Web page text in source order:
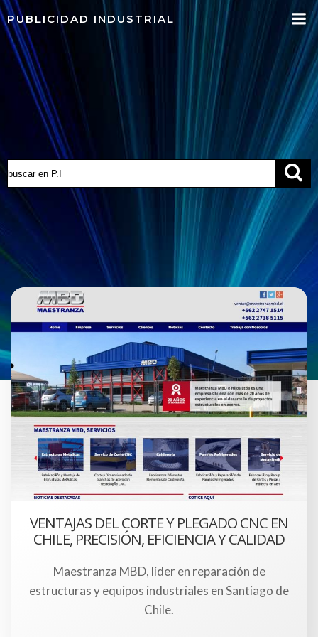
al
contenido
PUBLICIDAD INDUSTRIAL
VENTAJAS DEL CORTE Y PLEGADO CNC EN
CHILE, PRECISIÓN, EFICIENCIA Y CALIDAD
Maestranza MBD, líder en reparación de
estructuras y equipos industriales en Santiago de
Chile.